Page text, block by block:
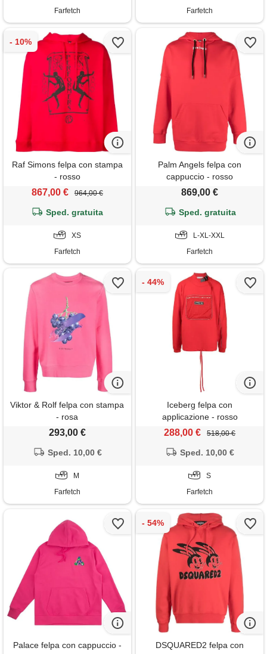
Farfetch
Farfetch
Raf Simons felpa con stampa
- rosso
867,00 € 964,00 €
Sped. gratuita
XS
Farfetch
Palm Angels felpa con
cappuccio - rosso
869,00 €
Sped. gratuita
L-XL-XXL
Farfetch
Viktor & Rolf felpa con stampa
- rosa
293,00 €
Sped. 10,00 €
M
Farfetch
Iceberg felpa con
applicazione - rosso
288,00 € 518,00 €
Sped. 10,00 €
S
Farfetch
Palace felpa con cappuccio -
DSQUARED2 felpa con